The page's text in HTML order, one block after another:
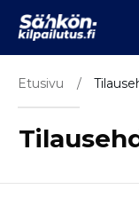
Etusivu /